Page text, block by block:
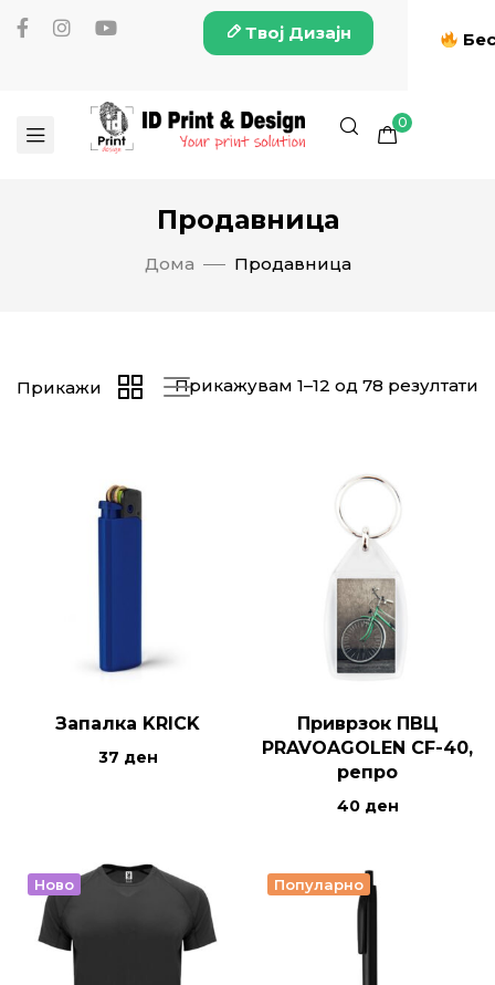
Твој Дизајн
0
Продавница
Дома Продавница
Прикажувам 1–12 од 78 резултати
Прикажи
Запалка KRICK
37 ден
Приврзок ПВЦ
PRAVOAGOLEN CF-40,
репро
40 ден
Ново Популарно